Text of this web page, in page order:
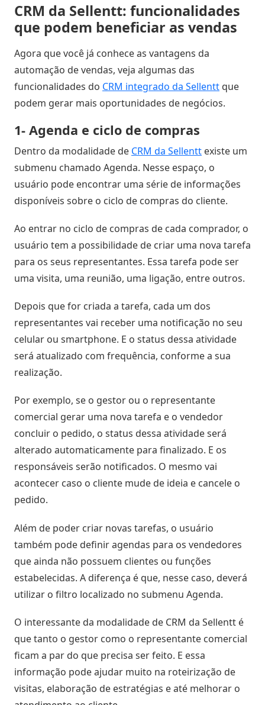
CRM da Sellentt: funcionalidades
que podem beneficiar as vendas
Agora que você já conhece as vantagens da
automação de vendas, veja algumas das
funcionalidades do CRM integrado da Sellentt que
podem gerar mais oportunidades de negócios.
1- Agenda e ciclo de compras
Dentro da modalidade de CRM da Sellentt existe um
submenu chamado Agenda. Nesse espaço, o
usuário pode encontrar uma série de informações
disponíveis sobre o ciclo de compras do cliente.
Ao entrar no ciclo de compras de cada comprador, o
usuário tem a possibilidade de criar uma nova tarefa
para os seus representantes. Essa tarefa pode ser
uma visita, uma reunião, uma ligação, entre outros.
Depois que for criada a tarefa, cada um dos
representantes vai receber uma notificação no seu
celular ou smartphone. E o status dessa atividade
será atualizado com frequência, conforme a sua
realização.
Por exemplo, se o gestor ou o representante
comercial gerar uma nova tarefa e o vendedor
concluir o pedido, o status dessa atividade será
alterado automaticamente para finalizado. E os
responsáveis serão notificados. O mesmo vai
acontecer caso o cliente mude de ideia e cancele o
pedido.
Além de poder criar novas tarefas, o usuário
também pode definir agendas para os vendedores
que ainda não possuem clientes ou funções
estabelecidas. A diferença é que, nesse caso, deverá
utilizar o filtro localizado no submenu Agenda.
O interessante da modalidade de CRM da Sellentt é
que tanto o gestor como o representante comercial
ficam a par do que precisa ser feito. E essa
informação pode ajudar muito na roteirização de
visitas, elaboração de estratégias e até melhorar o